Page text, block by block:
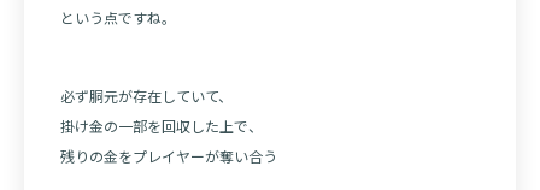
という点ですね。
必ず胴元が存在していて、
掛け金の一部を回収した上で、
残りの金をプレイヤーが奪い合う